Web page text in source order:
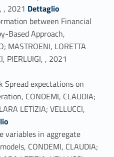
, 2021 Link identifier #identifier_person_99166-20
Dettaglio
between Financial
Based Approach,
MASTROENI, LORETTA
PIERLUIGI, , 2021
Spread expectations on
CONDEMI, CLAUDIA;
LETIZIA; VELLUCCI,
variables in aggregate
CONDEMI, CLAUDIA;